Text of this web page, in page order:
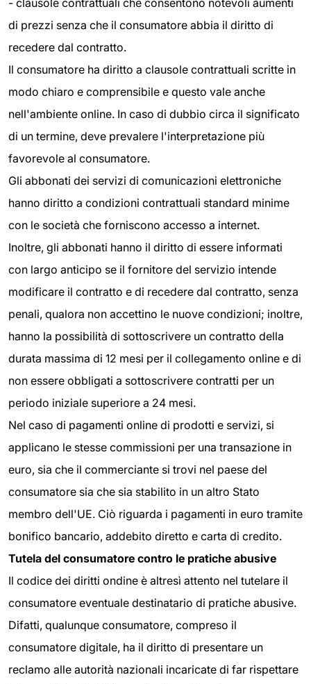
- clausole contrattuali che consentono notevoli aumenti
di prezzi senza che il consumatore abbia il diritto di
recedere dal contratto.
Il consumatore ha diritto a clausole contrattuali scritte in
modo chiaro e comprensibile e questo vale anche
nell'ambiente online. In caso di dubbio circa il significato
di un termine, deve prevalere l'interpretazione più
favorevole al consumatore.
Gli abbonati dei servizi di comunicazioni elettroniche
hanno diritto a condizioni contrattuali standard minime
con le società che forniscono accesso a internet.
Inoltre, gli abbonati hanno il diritto di essere informati
con largo anticipo se il fornitore del servizio intende
modificare il contratto e di recedere dal contratto, senza
penali, qualora non accettino le nuove condizioni; inoltre,
hanno la possibilità di sottoscrivere un contratto della
durata massima di 12 mesi per il collegamento online e di
non essere obbligati a sottoscrivere contratti per un
periodo iniziale superiore a 24 mesi.
Nel caso di pagamenti online di prodotti e servizi, si
applicano le stesse commissioni per una transazione in
euro, sia che il commerciante si trovi nel paese del
consumatore sia che sia stabilito in un altro Stato
membro dell'UE. Ciò riguarda i pagamenti in euro tramite
bonifico bancario, addebito diretto e carta di credito.
Tutela del consumatore contro le pratiche abusive
Il codice dei diritti ondine è altresì attento nel tutelare il
consumatore eventuale destinatario di pratiche abusive.
Difatti, qualunque consumatore, compreso il
consumatore digitale, ha il diritto di presentare un
reclamo alle autorità nazionali incaricate di far rispettare